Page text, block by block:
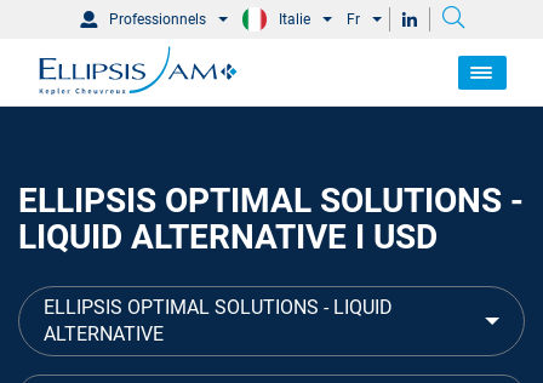
Professionnels Italie Fr
ELLIPSIS OPTIMAL SOLUTIONS -
LIQUID ALTERNATIVE I USD
ELLIPSIS OPTIMAL SOLUTIONS - LIQUID
ALTERNATIVE